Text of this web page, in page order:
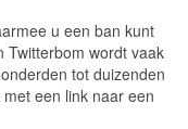
u een ban kunt
Twitterbom wordt vaak
tot duizenden
een link naar een